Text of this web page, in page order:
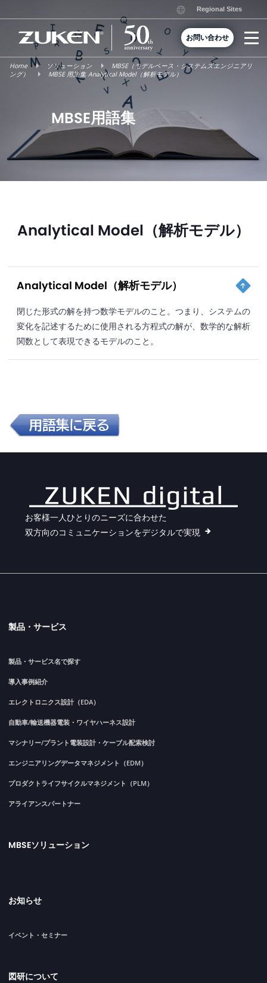
to
content
Regional Sites
お問い合わせ
Home ソリューション
MBSE（モデルベース・システムズエンジニアリ
ング）
MBSE 用語集 Analytical Model（解析モデル）
MBSE用語集
Analytical Model（解析モデル）
Analytical Model（解析モデル）
閉じた形式の解を持つ数学モデルのこと。つまり、システムの
変化を記述するために使用される方程式の解が、数学的な解析
関数として表現できるモデルのこと。
お客様一人ひとりのニーズに合わせた
双方向のコミュニケーションをデジタルで実現
製品・サービス
製品・サービス名で探す
導入事例紹介
エレクトロニクス設計（EDA）
自動車/輸送機器電装・ワイヤハーネス設計
マシナリー/プラント電装設計・ケーブル配索検討
エンジニアリングデータマネジメント（EDM）
プロダクトライフサイクルマネジメント（PLM）
アライアンスパートナー
MBSEソリューション
お知らせ
イベント・セミナー
図研について